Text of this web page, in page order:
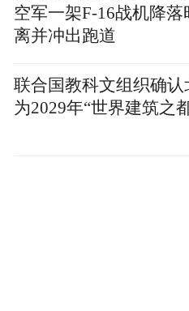
空军一架F-16战机降落
离并冲出跑道
联合国教科文组织确认
为2029年“世界建筑之